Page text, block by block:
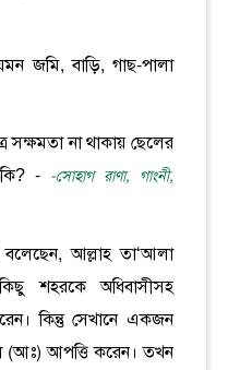
জমি, বাড়ি, গাছ-পালা
সক্ষমতা না থাকায় ছেলের
- -সোহাগ রাণা, গাংনী,
আল্লাহ তা‘আলা
শহরকে অধিবাসীসহ
কিন্তু সেখানে একজন
(আঃ) আপত্তি করেন। তখন